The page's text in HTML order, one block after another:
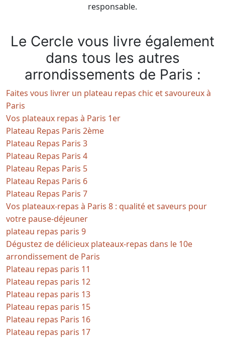
responsable.
Le Cercle vous livre également
dans tous les autres
arrondissements de Paris :
Faites vous livrer un plateau repas chic et savoureux à
Paris
Vos plateaux repas à Paris 1er
Plateau Repas Paris 2ème
Plateau Repas Paris 3
Plateau Repas Paris 4
Plateau Repas Paris 5
Plateau Repas Paris 6
Plateau Repas Paris 7
Vos plateaux-repas à Paris 8 : qualité et saveurs pour
votre pause-déjeuner
plateau repas paris 9
Dégustez de délicieux plateaux-repas dans le 10e
arrondissement de Paris
Plateau repas paris 11
Plateau repas paris 12
Plateau repas paris 13
Plateau repas paris 15
Plateau repas Paris 16
Plateau repas paris 17